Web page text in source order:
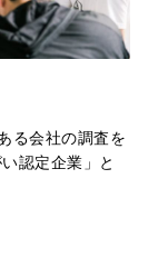
る会社の調査を
認定企業」と